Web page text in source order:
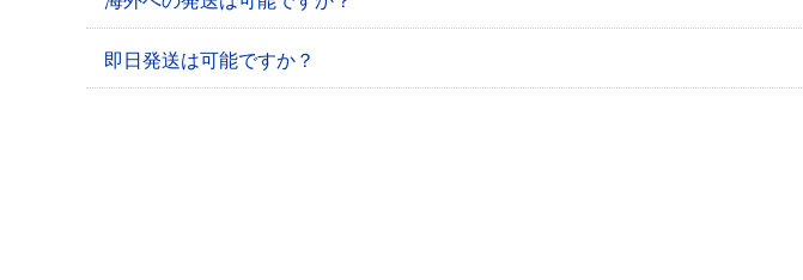
即日発送は可能ですか？